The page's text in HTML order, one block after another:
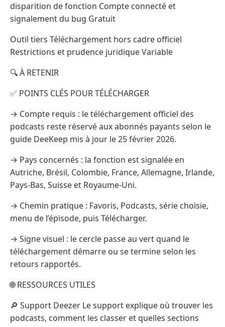
disparition de fonction Compte connecté et
signalement du bug Gratuit
Outil tiers Téléchargement hors cadre officiel
Restrictions et prudence juridique Variable
🔍 À RETENIR
✅ POINTS CLÉS POUR TÉLÉCHARGER
→ Compte requis : le téléchargement officiel des
podcasts reste réservé aux abonnés payants selon le
guide DeeKeep mis à jour le 25 février 2026.
→ Pays concernés : la fonction est signalée en
Autriche, Brésil, Colombie, France, Allemagne, Irlande,
Pays-Bas, Suisse et Royaume-Uni.
→ Chemin pratique : Favoris, Podcasts, série choisie,
menu de l’épisode, puis Télécharger.
→ Signe visuel : le cercle passe au vert quand le
téléchargement démarre ou se termine selon les
retours rapportés.
🌐 RESSOURCES UTILES
🔎 Support Deezer Le support explique où trouver les
podcasts, comment les classer et quelles sections